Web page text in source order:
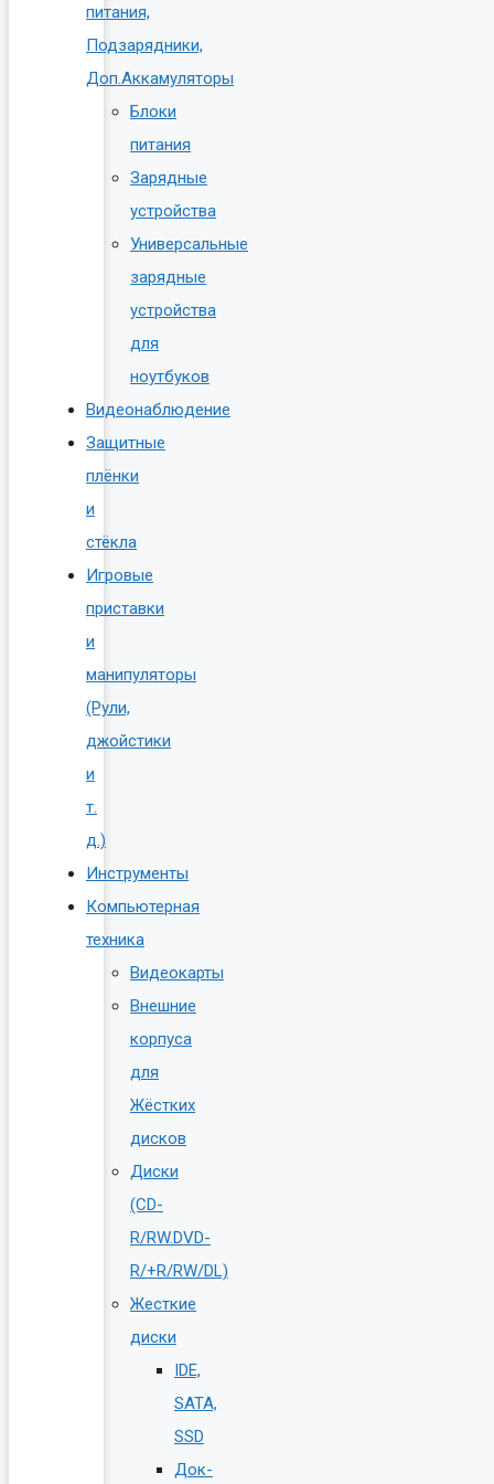
питания,
Подзарядники,
Доп.Аккамуляторы
Блоки
питания
Зарядные
устройства
Универсальные
зарядные
устройства
для
ноутбуков
Видеонаблюдение
Защитные
плёнки
и
стёкла
Игровые
приставки
и
манипуляторы
(Рули,
джойстики
и
т.
д.)
Инструменты
Компьютерная
техника
Видеокарты
Внешние
корпуса
для
Жёстких
дисков
Диски
(CD-
R/RW.DVD-
R/+R/RW/DL)
Жесткие
диски
IDE,
SATA,
SSD
Док-